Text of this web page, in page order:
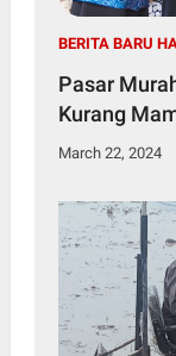
BERITA BARU
Pasar
Kurang
March 22, 2024